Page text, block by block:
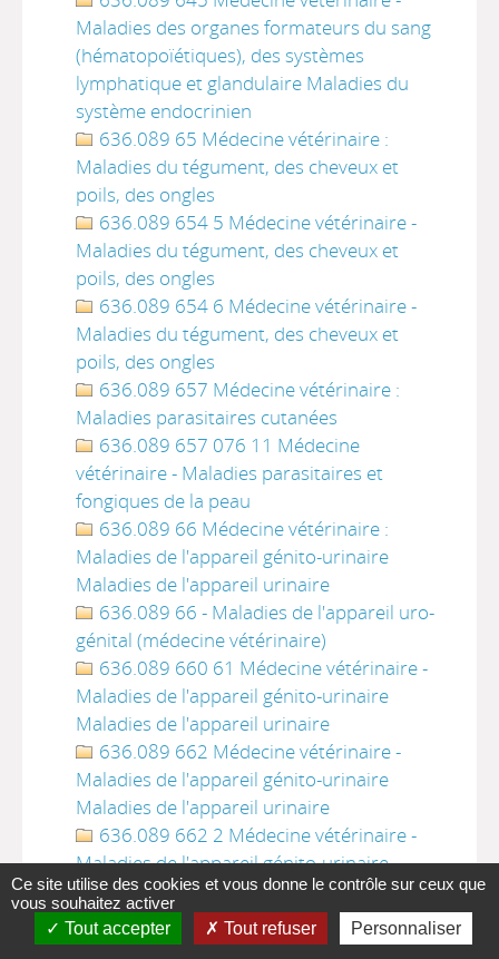
Maladies des organes formateurs du sang
(hématopoïétiques), des systèmes
lymphatique et glandulaire Maladies du
système endocrinien
636.089 65 Médecine vétérinaire :
Maladies du tégument, des cheveux et
poils, des ongles
636.089 654 5 Médecine vétérinaire -
Maladies du tégument, des cheveux et
poils, des ongles
636.089 654 6 Médecine vétérinaire -
Maladies du tégument, des cheveux et
poils, des ongles
636.089 657 Médecine vétérinaire :
Maladies parasitaires cutanées
636.089 657 076 11 Médecine
vétérinaire - Maladies parasitaires et
fongiques de la peau
636.089 66 Médecine vétérinaire :
Maladies de l'appareil génito-urinaire
Maladies de l'appareil urinaire
636.089 66 - Maladies de l'appareil uro-
génital (médecine vétérinaire)
636.089 660 61 Médecine vétérinaire -
Maladies de l'appareil génito-urinaire
Maladies de l'appareil urinaire
636.089 662 Médecine vétérinaire -
Maladies de l'appareil génito-urinaire
Maladies de l'appareil urinaire
636.089 662 2 Médecine vétérinaire -
Maladies de l'appareil génito-urinaire
Maladies de l'appareil urinaire
636.089 665 Médecine vétérinaire -
Maladies de l'appareil génital
Ce site utilise des cookies et vous donne le contrôle sur ceux que
vous souhaitez activer
Tout accepter
Tout refuser Personnaliser